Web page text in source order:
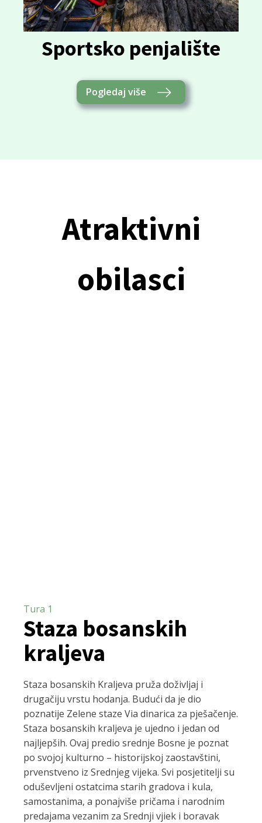
Sportsko penjalište
Pogledaj više
Atraktivni
obilasci
Tura 1
Staza bosanskih
kraljeva
Staza bosanskih Kraljeva pruža doživljaj i
drugačiju vrstu hodanja. Budući da je dio
poznatije Zelene staze Via dinarica za pješačenje.
Staza bosanskih kraljeva je ujedno i jedan od
najljepših. Ovaj predio srednje Bosne je poznat
po svojoj kulturno – historijskoj zaostavštini,
prvenstveno iz Srednjeg vijeka. Svi posjetitelji su
oduševljeni ostatcima starih gradova i kula,
samostanima, a ponajviše pričama i narodnim
predajama vezanim za Srednji vjiek i boravak